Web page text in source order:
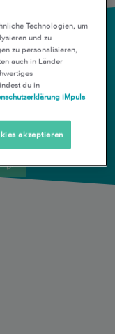
ohne
Technologien, um
und zu
zu personalisieren,
auch in Länder
du in
iMpuls
akzeptieren